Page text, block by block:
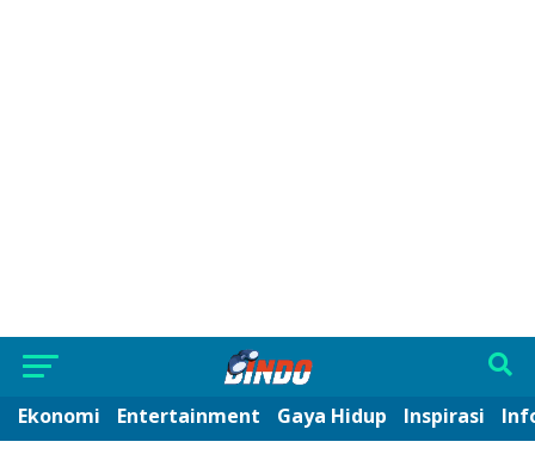
Ekonomi Entertainment Gaya Hidup Inspirasi